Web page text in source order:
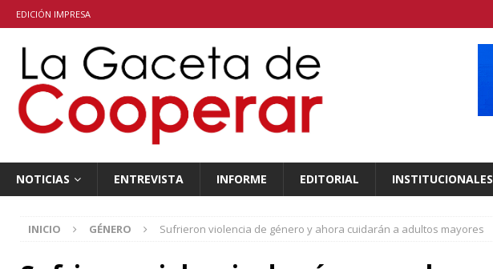
EDICIÓN IMPRESA
NOTICIAS ENTREVISTA INFORME EDITORIAL INSTITUCIONALES
INICIO GÉNERO Sufrieron violencia de género y ahora cuidarán a adultos mayores